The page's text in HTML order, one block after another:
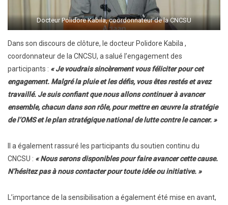
Docteur Polidore Kabila, coordonnateur de la CNCSU
Dans son discours de clôture, le docteur Polidore Kabila ,
coordonnateur de la CNCSU, a salué l’engagement des
participants : « Je voudrais sincèrement vous féliciter pour cet
engagement. Malgré la pluie et les défis, vous êtes restés et avez
travaillé. Je suis confiant que nous allons continuer à avancer
ensemble, chacun dans son rôle, pour mettre en œuvre la stratégie
de l’OMS et le plan stratégique national de lutte contre le cancer. »
Il a également rassuré les participants du soutien continu du
CNCSU : « Nous serons disponibles pour faire avancer cette cause.
N’hésitez pas à nous contacter pour toute idée ou initiative. »
L’importance de la sensibilisation a également été mise en avant,